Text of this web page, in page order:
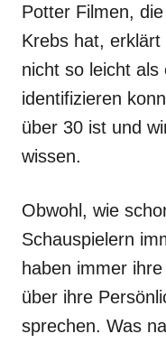
Potter Filmen,
Krebs hat,
nicht so leicht als
identifizieren
über 30 ist und
wissen.
Obwohl, wie
Schauspielern
haben immer
über ihre
sprechen. Was